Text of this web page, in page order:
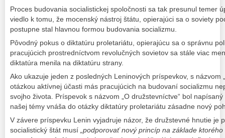
Proces budovania socialistickej spoločnosti sa tak presunul temer
viedlo k tomu, že mocenský nástroj štátu, opierajúci sa o soviety
postupne stal hlavnou formou budovania socializmu.
Pôvodný pokus o diktatúru proletariátu, opierajúcu sa o správnu
pracujúcich prostredníctvom revolučných sovietov sa stále viac
diktatúra menila na diktatúru strany.
Ako ukazuje jeden z posledných Leninových príspevkov, s názvom
otázkou aktívnej účasti más pracujúcich na budovaní socializmu
svojho života. Príspevok s názvom „O družstevníctve“ bol
našej témy vnáša do otázky diktatúry proletariátu zásadne nový
V závere príspevku Lenin vyjadruje názor, že družstevné hnutie je
socialistický štát musí „podporovať nový princíp na základe ktorého